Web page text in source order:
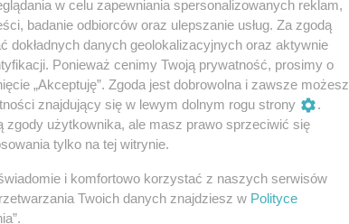
TBS realizuje
jest bardzo
dewelopera
uwagę, że bez
dyskusja nie ma
oraz zwiększenie
spotkania nie
w celu zapewniania spersonalizowanych reklam,
badanie odbiorców oraz ulepszanie usług. Za zgodą
danych geolokalizacyjnych oraz aktywnie
Ponieważ cenimy Twoją prywatność, prosimy o
„Akceptuję”. Zgoda jest dobrowolna i zawsze możesz
znajdujący się w lewym dolnym rogu strony
.
zgody użytkownika, ale masz prawo sprzeciwić się
tylko na tej witrynie.
i komfortowo korzystać z naszych serwisów
Twoich danych znajdziesz w Polityce